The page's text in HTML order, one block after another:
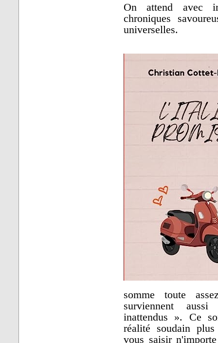
On attend avec
chroniques
universelles.
somme toute
surviennent
inattendus ». Ce
réalité soudain
vous saisir